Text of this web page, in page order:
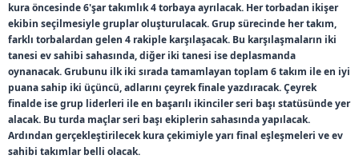
Fatsa Belediyespor 3 8 7
Galatasaray 5 8
Giresunspor 2 8 2
Rams Başakşehir FK 4 8 7
kura öncesinde 6'şar takımlık 4 torbaya ayrılacak. Her torbadan ikişer
ekibin seçilmesiyle gruplar oluşturulacak. Grup sürecinde her takım,
farklı torbalardan gelen 4 rakiple karşılaşacak. Bu karşılaşmaların iki
tanesi ev sahibi sahasında, diğer iki tanesi ise deplasmanda
oynanacak. Grubunu ilk iki sırada tamamlayan toplam 6 takım ile en iyi
puana sahip iki üçüncü, adlarını çeyrek finale yazdıracak. Çeyrek
finalde ise grup liderleri ile en başarılı ikinciler seri başı statüsünde yer
alacak. Bu turda maçlar seri başı ekiplerin sahasında yapılacak.
Ardından gerçekleştirilecek kura çekimiyle yarı final eşleşmeleri ve ev
sahibi takımlar belli olacak.